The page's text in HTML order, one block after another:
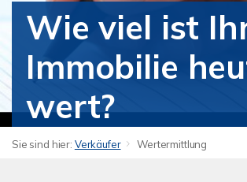
Wie viel ist
Immobilie
wert?
Sie sind hier: Verkäufer Wertermittlung